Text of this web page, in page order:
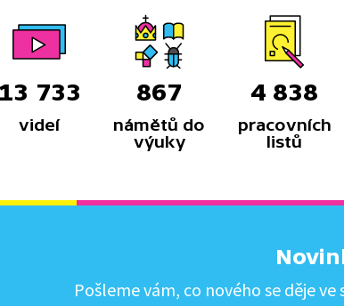
13 733
videí
867
námětů do
výuky
4 838
pracovních
listů
Pošleme vám, co nového se děje